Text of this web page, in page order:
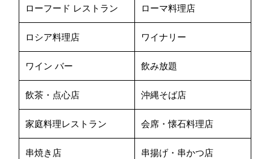
ローフード レストラン ローマ料理店
ロシア料理店 ワイナリー
ワイン バー 飲み放題
飲茶・点心店 沖縄そば店
家庭料理レストラン 会席・懐石料理店
串焼き店 串揚げ・串かつ店